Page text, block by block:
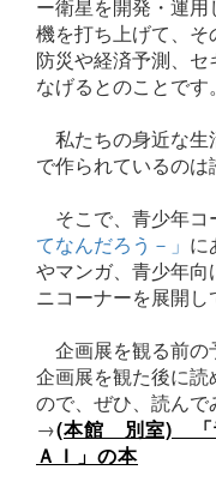
ー衛星を開発・運用
機を打ち上げて、そ
防災や経済予測、
なげるとのことです。
私たちの身近な生
で作られているのは
そこで、青少年コ
てなんだろう－」 に
やマンガ、青少年向
ニコーナーを展開し
企画展を観る前の
企画展を観た後に読
ので、ぜひ、読んで
→(本館 別室) 「
ＡＩ」の本